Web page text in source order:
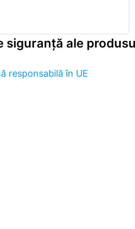
siguranță ale
responsabilă în UE